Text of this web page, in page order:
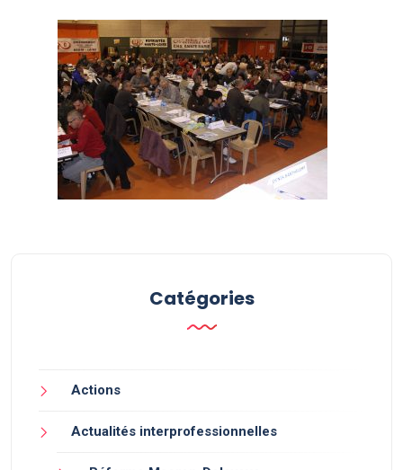
Catégories
Actions
Actualités interprofessionnelles